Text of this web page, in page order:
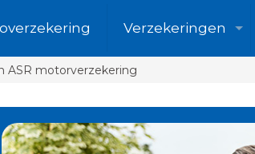
Verzekeringen
ASR motorverzekering